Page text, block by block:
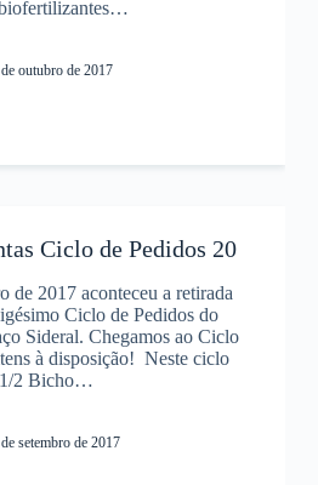
outubro de 2017
Ciclo de Pedidos 20
de 2017 aconteceu a retirada
Ciclo de Pedidos do
Sideral. Chegamos ao Ciclo
à disposição! Neste ciclo
1/2 Bicho…
setembro de 2017